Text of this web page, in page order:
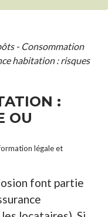
- Consommation
habitation : risques
:
OU
légale et
font partie